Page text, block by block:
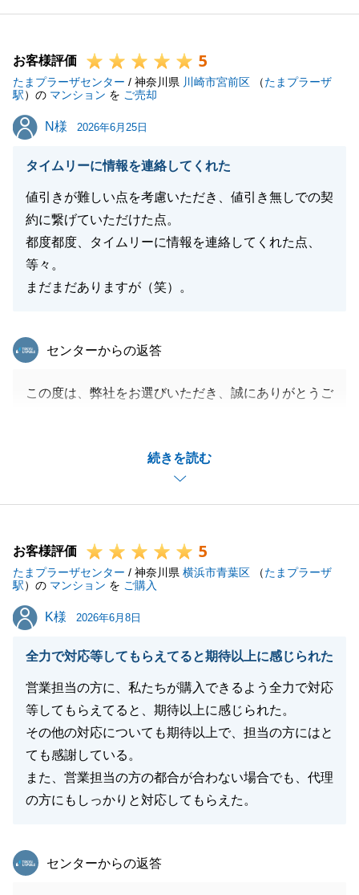
ら、是非お気軽にご相談いただけますと幸いです。
お客様評価 5
たまプラーザセンター / 神奈川県 川崎市宮前区 （たまプラーザ
駅）の マンション を ご売却
N様
N様 2026年6月25日
タイムリーに情報を連絡してくれた
値引きが難しい点を考慮いただき、値引き無しでの契
約に繋げていただけた点。
都度都度、タイムリーに情報を連絡してくれた点、
等々。
まだまだありますが（笑）。
続きを読む
東急リバブル
センターからの返答
この度は、弊社をお選びいただき、誠にありがとうご
出来ましたこと、大変嬉しく思います。
いただいたお言葉を励みに、日々精進してまいります
ので、今後ともよろしくお願い申し上げます。
閉じる
お客様評価 5
たまプラーザセンター / 神奈川県 横浜市青葉区 （たまプラーザ
駅）の マンション を ご購入
K様
K様 2026年6月8日
全力で対応等してもらえてると期待以上に感じられた
営業担当の方に、私たちが購入できるよう全力で対応
等してもらえてると、期待以上に感じられた。
その他の対応についても期待以上で、担当の方にはと
ても感謝している。
また、営業担当の方の都合が合わない場合でも、代理
の方にもしっかりと対応してもらえた。
東急リバブル
センターからの返答